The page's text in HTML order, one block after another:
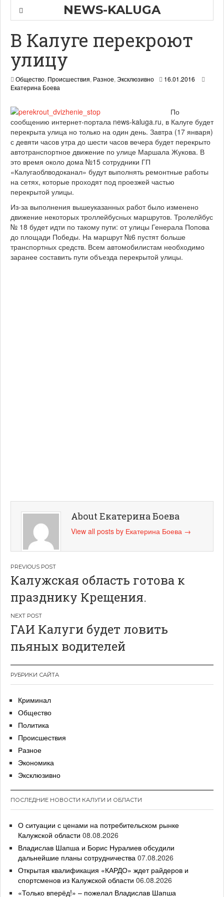
NEWS-KALUGA
В Калуге перекроют
улицу
Общество, Происшествия, Разное, Эксклюзивно
16.01.2016
Екатерина Боева
По
сообщению интернет-портала news-kaluga.ru, в Калуге будет
перекрыта улица но только на один день. Завтра (17 января)
с девяти часов утра до шести часов вечера будет перекрыто
автотранспортное движение по улице Маршала Жукова. В
это время около дома №15 сотрудники ГП
«Калугаоблводоканал» будут выполнять ремонтные работы
на сетях, которые проходят под проезжей частью
перекрытой улицы.
Из-за выполнения вышеуказанных работ было изменено
движение некоторых троллейбусных маршрутов. Тролелйбус
№ 18 будет идти по такому пути: от улицы Генерала Попова
до площади Победы. На маршрут №6 пустят больше
транспортных средств. Всем автомобилистам необходимо
заранее составить пути объезда перекрытой улицы.
About Екатерина Боева
View all posts by Екатерина Боева →
Навигация
по
записям
Калужская область готова к
празднику Крещения.
ГАИ Калуги будет ловить
пьяных водителей
РУБРИКИ САЙТА
Криминал
Общество
Политика
Происшествия
Разное
Экономика
Эксклюзивно
ПОСЛЕДНИЕ НОВОСТИ КАЛУГИ И ОБЛАСТИ
О ситуации с ценами на потребительском рынке
Калужской области 08.08.2026
Владислав Шапша и Борис Нуралиев обсудили
дальнейшие планы сотрудничества 07.08.2026
Открытая квалификация «КАРДО» ждет райдеров и
спортсменов из Калужской области 06.08.2026
«Только вперёд!» – пожелал Владислав Шапша